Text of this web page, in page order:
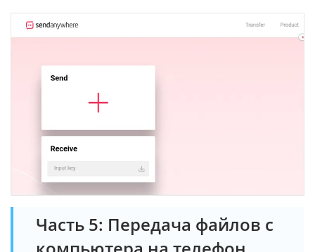
Часть 5: Передача файлов с